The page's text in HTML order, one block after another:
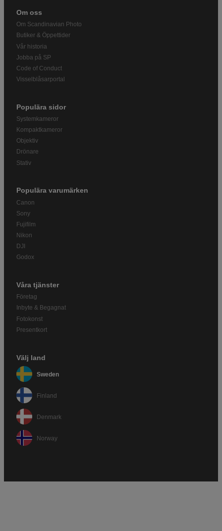
Om oss
Om Scandinavian Photo
Butiker & Öppettider
Vår historia
Jobba på SP
Code of Conduct
Visselblåsarportal
Populära sidor
Systemkameror
Kompaktkameror
Objektiv
Drönare
Stativ
Populära varumärken
Canon
Sony
Fujifilm
Nikon
DJI
Godox
Våra tjänster
Företag
Inbyte & Begagnat
Fotokonst
Presentkort
Välj land
Sweden
Finland
Denmark
Norway